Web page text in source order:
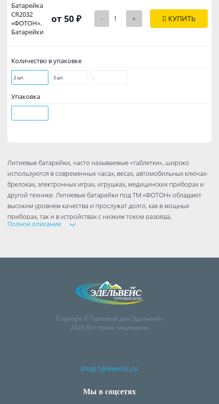
Батарейка
CR2032
«ФОТОН».
Батарейки
от 50 ₽ - + КУПИТЬ
Количество в упаковке
2 шт. 3 шт. -
Упаковка
-
Литиевые батарейки, часто называемые «таблетки», широко
используются в современных часах, весах, автомобильных ключах-
брелоках, электронных играх, игрушках, медицинских приборах и
другой технике. Литиевые батарейки под ТМ «ФОТОН» обладают
высоким уровнем качества и прослужат долго, как в мощных
приборах, так и в устройствах с низким током разряда,
демонстрируя время работы на уровне ведущих мировых брендов.
Полное описание
Copyright © Торговый дом Эдельвейс
2023 Все права защищены
shop1@eweiss.ru
Мы в соцсетях